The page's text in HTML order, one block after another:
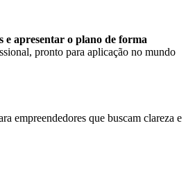
apresentar o plano de forma
pronto para aplicação no mundo
empreendedores que buscam clareza e